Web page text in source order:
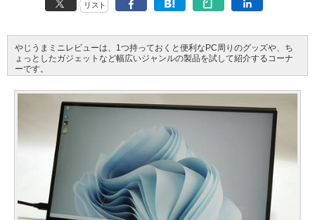
リスト
やじうまミニレビューは、1つ持っておくと便利なPC周りのグッズや、ち
ょっとしたガジェットなど幅広いジャンルの製品を試して紹介するコーナ
ーです。